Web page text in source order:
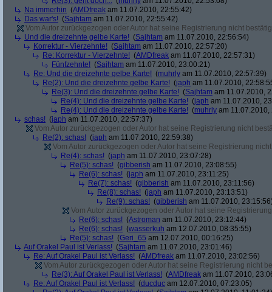
Na immerhin (AMDfreak am 11.07.2010, 22:55:42)
Das war's! (Sajhtam am 11.07.2010, 22:55:42)
Vom Autor zurückgezogen oder Autor hat seine Registrierung nicht
Und die dreizehnte gelbe Karte! (Sajhtam am 11.07.2010, 22:56:54)
Korrektur - Vierzehnte! (Sajhtam am 11.07.2010, 22:57:20)
Re: Korrektur - Vierzehnte! (AMDfreak am 11.07.2010, 22:57:31)
Fünfzehnte! (Sajhtam am 11.07.2010, 23:00:21)
Re: Und die dreizehnte gelbe Karte! (muhrly am 11.07.2010, 22:57:39)
Re(2): Und die dreizehnte gelbe Karte! (japh am 11.07.2010,
Re(3): Und die dreizehnte gelbe Karte! (Sajhtam am 11.07.2010,
Re(4): Und die dreizehnte gelbe Karte! (japh am 11.07.2010,
Re(4): Und die dreizehnte gelbe Karte! (muhrly am 11.07.2010,
schas! (japh am 11.07.2010, 22:57:37)
Vom Autor zurückgezogen oder Autor hat seine Registrierung nicht
Re(2): schas! (japh am 11.07.2010, 22:59:38)
Vom Autor zurückgezogen oder Autor hat seine Registrierung
Re(4): schas! (japh am 11.07.2010, 23:07:28)
Re(5): schas! (gibberish am 11.07.2010, 23:08:55)
Re(6): schas! (japh am 11.07.2010, 23:11:25)
Re(7): schas! (gibberish am 11.07.2010, 23:11:56)
Re(8): schas! (japh am 11.07.2010, 23:13:51)
Re(9): schas! (gibberish am 11.07.2010,
Vom Autor zurückgezogen oder Autor hat seine
Re(6): schas! (Astroman am 11.07.2010, 23:12:44)
Re(6): schas! (wasserkuh am 12.07.2010, 08:35:55)
Re(5): schas! (Geri_65 am 12.07.2010, 00:16:25)
Auf Orakel Paul ist Verlass! (Sajhtam am 11.07.2010, 23:01:46)
Re: Auf Orakel Paul ist Verlass! (AMDfreak am 11.07.2010, 23:02:56)
Vom Autor zurückgezogen oder Autor hat seine Registrierung nicht
Re(3): Auf Orakel Paul ist Verlass! (AMDfreak am 11.07.2010,
Re: Auf Orakel Paul ist Verlass! (ducduc am 12.07.2010, 07:23:05)